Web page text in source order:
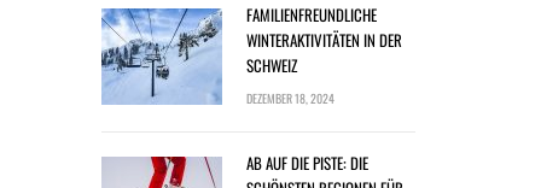
FAMILIENFREUNDLICHE
WINTERAKTIVITÄTEN IN DER
SCHWEIZ
DEZEMBER 18, 2024
AB AUF DIE PISTE: DIE